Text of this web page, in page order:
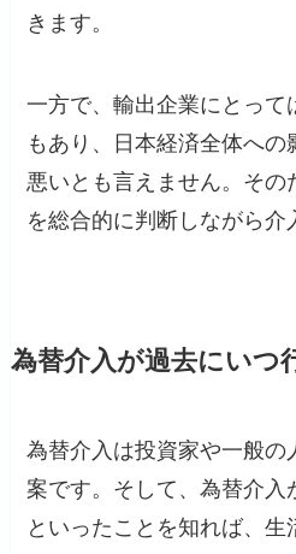
きます。
一方で、輸出企業にとって
もあり、日本経済全体への
悪いとも言えません。その
を総合的に判断しながら介
為替介入が過去にいつ
為替介入は投資家や一般の
案です。そして、為替介入
といったことを知れば、生